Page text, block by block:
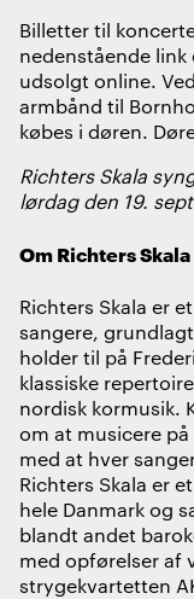
Billetter til
nedenstående
udsolgt online.
armbånd til
købes i døren.
Richters Skala
lørdag den 19.
Om Richters Skala
Richters Skala er
sangere,
holder til på
klassiske
nordisk kormusik.
om at musicere
med at hver
Richters Skala er
hele Danmark og
blandt andet
med opførelser af
strygekvartetten